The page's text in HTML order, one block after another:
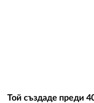
Той създаде преди